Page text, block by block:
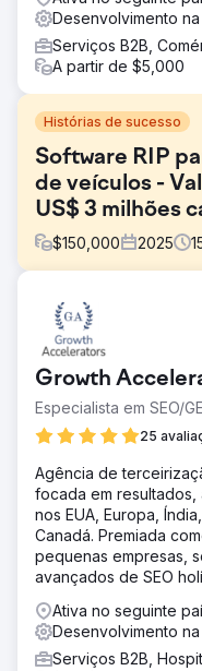
Desenvolvimento
Serviços B2B,
A partir de $5,000
Histórias de sucesso
Software RIP
de veículos -
US$ 3 milhões
$150,000 2025
Desafio
A maioria das
desconhece o
tempo e custos que
alcance de novos
envelopamento de
Dentro das
é limitada. O cliente
de anunciar para seu
palavras-chave no
suficiente. E no topo
provavelmente teriam
Solução
A IOI adotou uma
cliente. Analisamos os
empresas de
clientes poderiam
uma estratégia de
Growth
Especialista em SEO/
25
Agência de
focada em
nos EUA, Europa,
Canadá. Premiada
pequenas empresas,
avançados de SEO
Ativa no seguinte
Desenvolvimento
Serviços B2B,